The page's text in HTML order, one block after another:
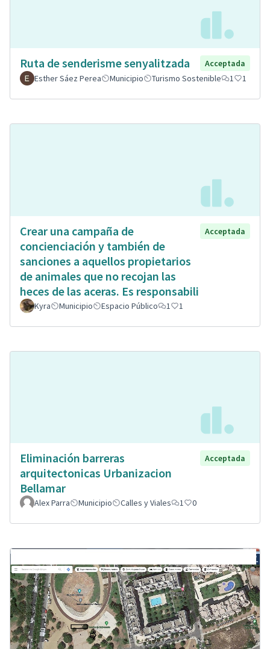
Ruta de senderisme senyalitzada
Acceptada
Esther Sáez Perea
Municipio Turismo Sostenible 1 1
Crear una campaña de
concienciación y también de
sanciones a aquellos propietarios
de animales que no recojan las
heces de las aceras. Es responsabili
Acceptada
Kyra Municipio Espacio Público 1 1
Eliminación barreras
arquitectonicas Urbanizacion
Bellamar
Acceptada
Alex Parra Municipio Calles y Viales 1 0